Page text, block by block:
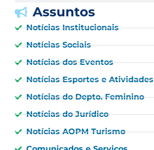
Assuntos
Notícias Institucionais
Notícias Sociais
Notícias dos Eventos
Notícias Esportes e Atividades
Notícias do Depto. Feminino
Notícias do Jurídico
Notícias AOPM Turismo